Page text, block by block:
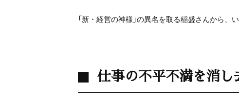
「新・経営の神様」の異名を取る稲盛さんから、
仕事の不平不満を消